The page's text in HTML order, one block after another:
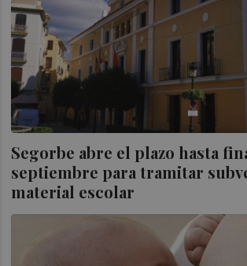
Segorbe abre el plazo hasta
septiembre para tramitar
material escolar